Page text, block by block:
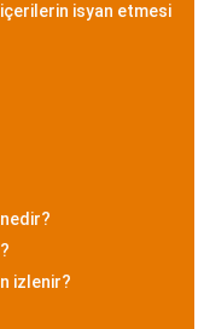
isyan etmesi
izlenir?